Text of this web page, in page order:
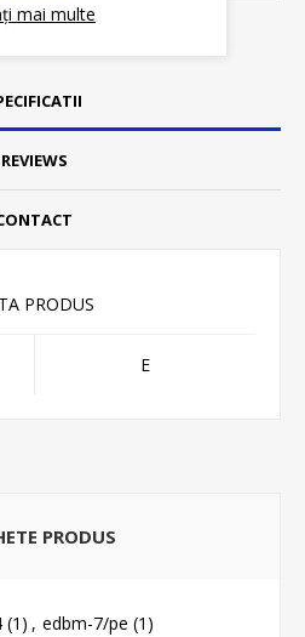
REVIEWS
PRODUS
E
PRODUS
(1) , edbm-7/pe (1)
mai multe